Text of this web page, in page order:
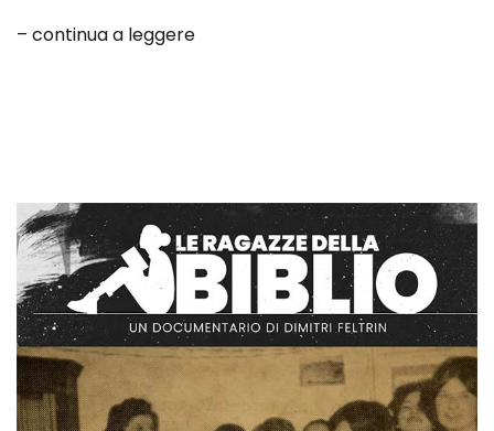
– continua a leggere